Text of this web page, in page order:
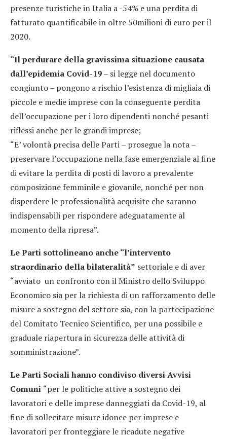
presenze turistiche in Italia a -54% e una perdita di
fatturato quantificabile in oltre 50milioni di euro per il
2020.
“Il perdurare della gravissima situazione causata
dall’epidemia Covid-19– si legge nel documento
congiunto – pongono a rischio l’esistenza di migliaia di
piccole e medie imprese con la conseguente perdita
dell’occupazione per i loro dipendenti nonché pesanti
riflessi anche per le grandi imprese;
“E’ volontà precisa delle Parti – prosegue la nota –
preservare l’occupazione nella fase emergenziale al fine
di evitare la perdita di posti di lavoro a prevalente
composizione femminile e giovanile, nonché per non
disperdere le professionalità acquisite che saranno
indispensabili per rispondere adeguatamente al
momento della ripresa”.
Le Parti sottolineano anche “l’intervento
straordinario della bilateralità” settoriale e di aver
“avviato un confronto con il Ministro dello Sviluppo
Economico sia per la richiesta di un rafforzamento delle
misure a sostegno del settore sia, con la partecipazione
del Comitato Tecnico Scientifico, per una possibile e
graduale riapertura in sicurezza delle attività di
somministrazione”.
Le Parti Sociali hanno condiviso diversi Avvisi
Comuni “per le politiche attive a sostegno dei
lavoratori e delle imprese danneggiati da Covid-19, al
fine di sollecitare misure idonee per imprese e
lavoratori per fronteggiare le ricadute negative